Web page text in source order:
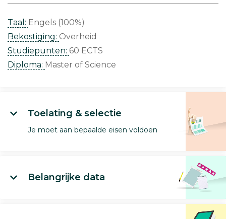
Taal: Engels (100%)
Bekostiging: Overheid
Studiepunten: 60 ECTS
Diploma: Master of Science
Toelating & selectie
Je moet aan bepaalde eisen voldoen
Belangrijke data